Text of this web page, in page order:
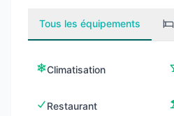
Tous les équipements
Climatisation
Restaurant